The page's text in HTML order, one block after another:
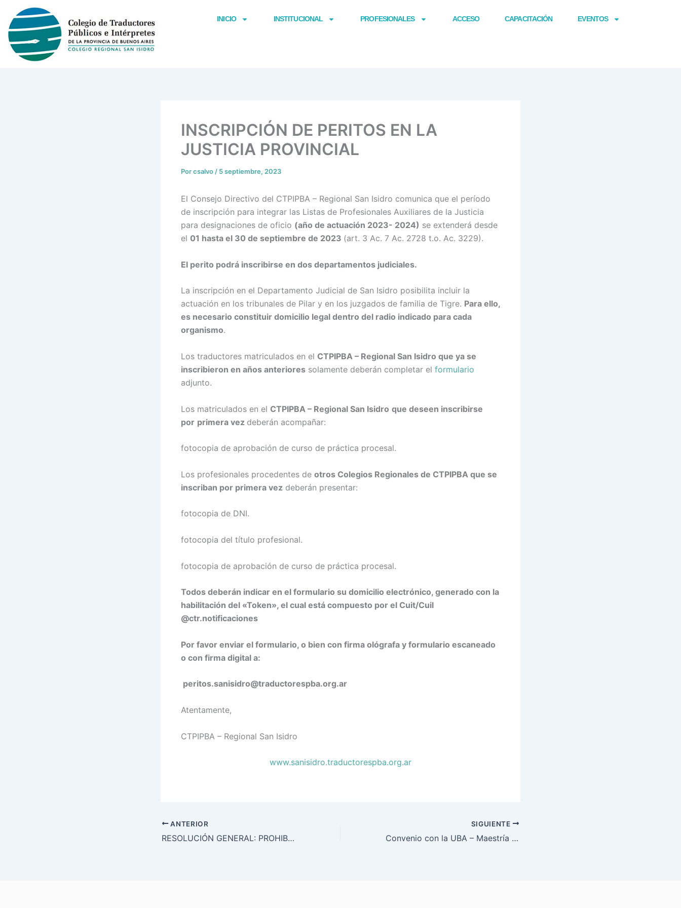
contenido
INICIO INSTITUCIONAL PROFESIONALES ACCESO CAPACITACIÓN EVENTOS
INSCRIPCIÓN DE PERITOS EN LA
JUSTICIA PROVINCIAL
Porcsalvo/ 5 septiembre, 2023
El Consejo Directivo del CTPIPBA – Regional San Isidro comunica que el período
de inscripción para integrar las Listas de Profesionales Auxiliares de la Justicia
para designaciones de oficio (año de actuación 2023- 2024) se extenderá desde
el 01 hasta el 30 de septiembre de 2023 (art. 3 Ac. 7 Ac. 2728 t.o. Ac. 3229).
El perito podrá inscribirse en dos departamentos judiciales.
La inscripción en el Departamento Judicial de San Isidro posibilita incluir la
actuación en los tribunales de Pilar y en los juzgados de familia de Tigre. Para ello,
es necesario constituir domicilio legal dentro del radio indicado para cada
organismo.
Los traductores matriculados en el CTPIPBA – Regional San Isidro que ya se
inscribieron en años anteriores solamente deberán completar el formulario
adjunto.
Los matriculados en el CTPIPBA – Regional San Isidro que deseen inscribirse
por primera vez deberán acompañar:
fotocopia de aprobación de curso de práctica procesal.
Los profesionales procedentes de otros Colegios Regionales de CTPIPBA que se
inscriban por primera vez deberán presentar:
fotocopia de DNI.
fotocopia del título profesional.
fotocopia de aprobación de curso de práctica procesal.
Todos deberán indicar en el formulario su domicilio electrónico, generado con la
habilitación del «Token», el cual está compuesto por el Cuit/Cuil
@ctr.notificaciones
Por favor enviar el formulario, o bien con firma ológrafa y formulario escaneado
o con firma digital a:
peritos.sanisidro@traductorespba.org.ar
Atentamente,
CTPIPBA – Regional San Isidro
www.sanisidro.traductorespba.org.ar
ANTERIOR
RESOLUCIÓN GENERAL: PROHIBICIÓN DE MATRICULACIÓN A LICENCIADAS/OS EN LENGUAJE DE SEÑAS
SIGUIENTE
Convenio con la UBA – Maestría en traducción